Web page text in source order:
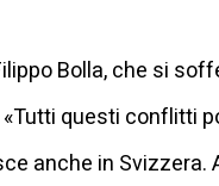
Bolla, che si
questi conflitti
anche in